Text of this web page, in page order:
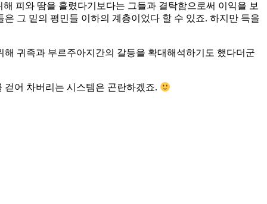
피와 땀을 흘렸다기보다는 그들과 결탁함으로써 이익을 보
그 밑의 평민들 이하의 계층이었다 할 수 있죠. 하지만 득을
귀족과 부르주아지간의 갈등을 확대해석하기도 했다더군
어 차버리는 시스템은 곤란하겠죠.